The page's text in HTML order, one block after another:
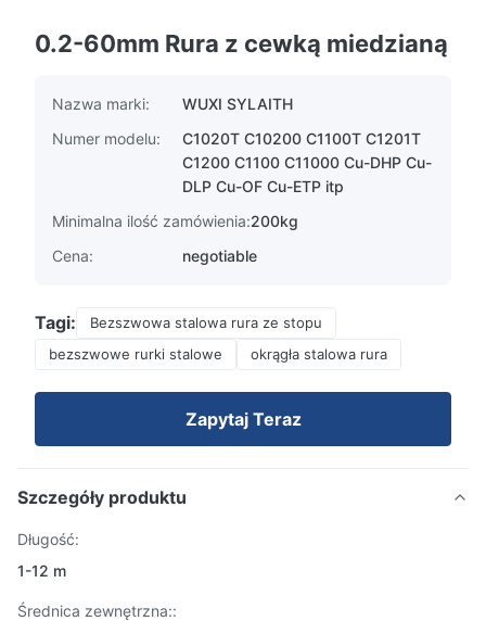
0.2-60mm Rura z cewką miedzianą
Nazwa marki:
WUXI SYLAITH
Numer modelu:
C1020T C10200 C1100T C1201T
C1200 C1100 C11000 Cu-DHP Cu-
DLP Cu-OF Cu-ETP itp
Minimalna ilość zamówienia:200kg
Cena:
negotiable
Tagi:
Bezszwowa stalowa rura ze stopu
bezszwowe rurki stalowe
okrągła stalowa rura
Zapytaj Teraz
Szczegóły produktu
Długość:
1-12 m
Średnica zewnętrzna::